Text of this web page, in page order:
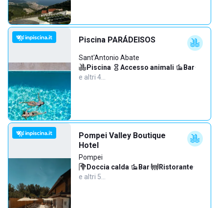
Piscina PARÁDEISOS
Sant'Antonio Abate
Piscina· Accesso animali· Bar·
e altri 4…
Pompei Valley Boutique
Hotel
Pompei
Doccia calda· Bar· Ristorante·
e altri 5…